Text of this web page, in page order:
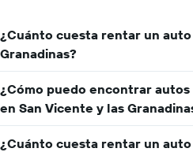
¿Cuánto cuesta rentar un
Granadinas?
¿Cómo puedo encontrar
en San Vicente y las
¿Cuánto cuesta rentar un